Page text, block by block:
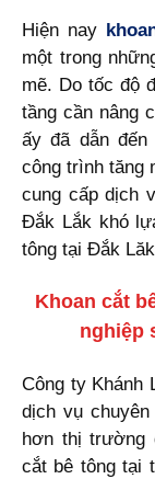
Hiện nay
một trong
mẽ. Do tốc độ
tầng cần nâng
ấy đã dẫn
công trình tăng
cung cấp dịch
Đắk Lắk khó
tông tại Đắk
Khoan cắt
nghiệp
Công ty Khánh
dịch vụ
hơn thị trường
cắt bê tông tại